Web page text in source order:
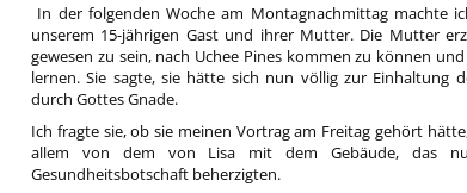
In der folgenden Woche am Montagnachmittag machte
unserem 15-jährigen Gast und ihrer Mutter. Die Mutter
gewesen zu sein, nach Uchee Pines kommen zu können
lernen. Sie sagte, sie hätte sich nun völlig zur Einhaltung
durch Gottes Gnade.
Ich fragte sie, ob sie meinen Vortrag am Freitag gehört
allem von dem von Lisa mit dem Gebäude, das
Gesundheitsbotschaft beherzigten.